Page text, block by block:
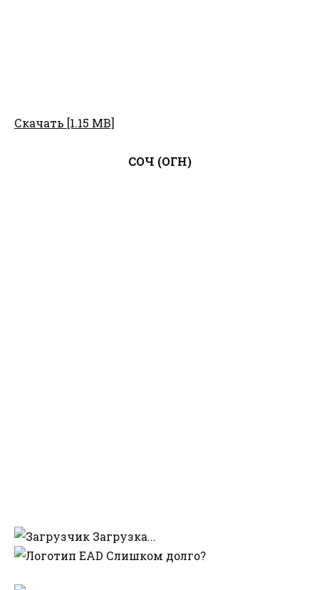
Скачать [1.15 MB]
СОЧ (ОГН)
Загрузка...
Слишком долго?